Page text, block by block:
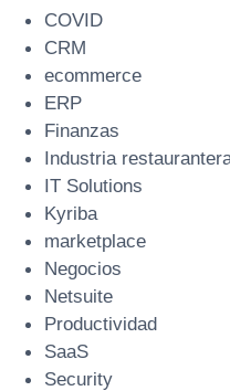
COVID
CRM
ecommerce
ERP
Finanzas
Industria
IT Solutions
Kyriba
marketplace
Negocios
Netsuite
Productividad
SaaS
Security